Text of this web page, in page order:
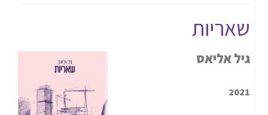
שאריות
גיל אליאס
2021